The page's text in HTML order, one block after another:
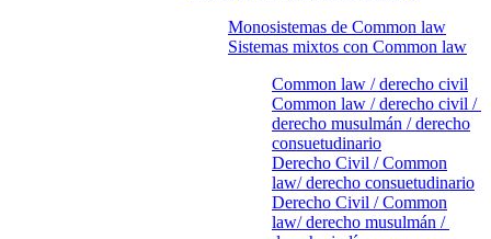
Monosistemas de Common law
Sistemas mixtos con Common law
Common law / derecho civil
Common law / derecho civil /
derecho musulmán / derecho
consuetudinario
Derecho Civil / Common
law/ derecho consuetudinario
Derecho Civil / Common
law/ derecho musulmán /